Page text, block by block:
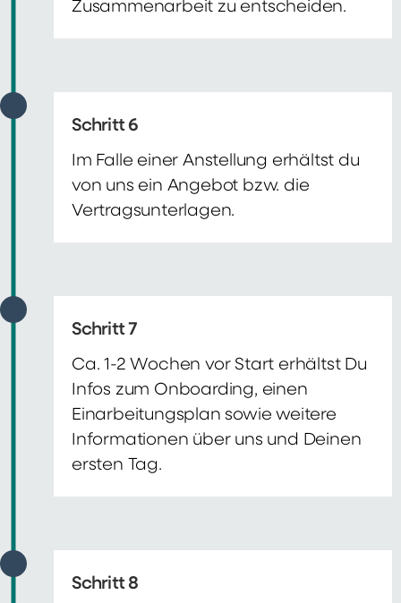
Zusammenarbeit zu entscheiden.
Schritt 6
Im Falle einer Anstellung erhältst du
von uns ein Angebot bzw. die
Vertragsunterlagen.
Schritt 7
Ca. 1-2 Wochen vor Start erhältst Du
Infos zum Onboarding, einen
Einarbeitungsplan sowie weitere
Informationen über uns und Deinen
ersten Tag.
Schritt 8